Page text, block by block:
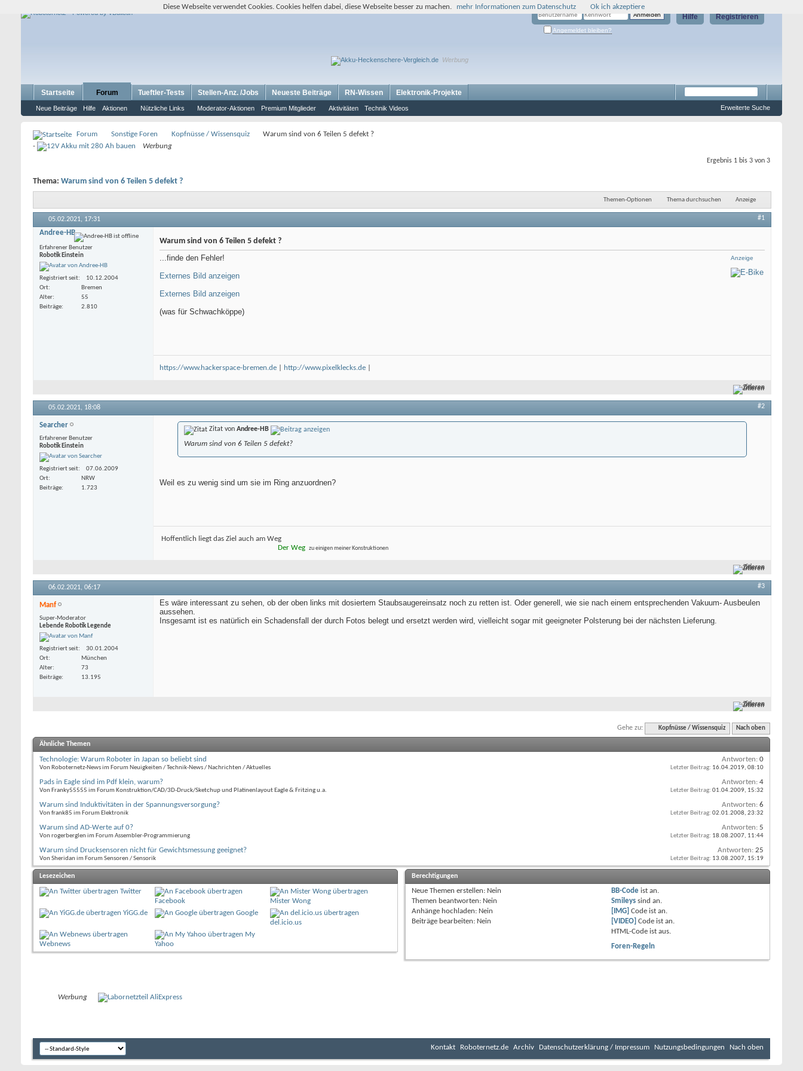
Registrieren
Hilfe
Angemeldet bleiben?
Werbung
Startseite Forum
Neue Beiträge Hilfe Aktionen Nützliche Links Moderator-Aktionen Premium Mitglieder Aktivitäten Technik Videos
Tueftler-Tests Stellen-Anz. /Jobs Neueste Beiträge RN-Wissen Elektronik-Projekte
Erweiterte Suche
Forum Sonstige Foren Kopfnüsse / Wissensquiz
Warum sind von 6 Teilen 5 defekt ?
-
Werbung
Ergebnis 1 bis 3 von 3
Thema: Warum sind von 6 Teilen 5 defekt ?
Themen-Optionen Thema durchsuchen Anzeige
05.02.2021, 17:31 #1
Andree-HB
Erfahrener Benutzer
Robotik Einstein
Registriert seit
10.12.2004
Ort
Bremen
Alter
55
Beiträge
2.810
Warum sind von 6 Teilen 5 defekt ?
Anzeige
...finde den Fehler!
Externes Bild anzeigen
Externes Bild anzeigen
(was für Schwachköppe)
https://www.hackerspace-bremen.de http://www.pixelklecks.de
Zitieren
05.02.2021, 18:08 #2
Searcher
Erfahrener Benutzer
Robotik Einstein
Registriert seit
07.06.2009
Ort
NRW
Beiträge
1.723
Zitat von Andree-HB
Warum sind von 6 Teilen 5 defekt?
Weil es zu wenig sind um sie im Ring anzuordnen?
Hoffentlich liegt das Ziel auch am Weg
Der Weg zu einigen meiner Konstruktionen
Zitieren
06.02.2021, 06:17 #3
Manf
Super-Moderator
Lebende Robotik Legende
Registriert seit
30.01.2004
Ort
München
Alter
73
Beiträge
13.195
Es wäre interessant zu sehen, ob der oben links mit dosiertem Staubsaugereinsatz noch zu retten ist. Oder generell, wie sie nach einem entsprechenden Vakuum- Ausbeulen
aussehen.
Insgesamt ist es natürlich ein Schadensfall der durch Fotos belegt und ersetzt werden wird, vielleicht sogar mit geeigneter Polsterung bei der nächsten Lieferung.
Zitieren
Gehe zu: Kopfnüsse / Wissensquiz Nach oben
Ähnliche Themen
Technologie: Warum Roboter in Japan so beliebt sind
Von Roboternetz-News im Forum Neuigkeiten / Technik-News / Nachrichten / Aktuelles
Antworten: 0
Letzter Beitrag: 16.04.2019, 08:10
Pads in Eagle sind im Pdf klein, warum?
Von Franky55555 im Forum Konstruktion/CAD/3D-Druck/Sketchup und Platinenlayout Eagle & Fritzing u.a.
Antworten: 4
Letzter Beitrag: 01.04.2009, 15:32
Warum sind Induktivitäten in der Spannungsversorgung?
Von frank85 im Forum Elektronik
Antworten: 6
Letzter Beitrag: 02.01.2008, 23:32
Warum sind AD-Werte auf 0?
Von rogerberglen im Forum Assembler-Programmierung
Antworten: 5
Letzter Beitrag: 18.08.2007, 11:44
Warum sind Drucksensoren nicht für Gewichtsmessung geeignet?
Von Sheridan im Forum Sensoren / Sensorik
Antworten: 25
Letzter Beitrag: 13.08.2007, 15:19
Lesezeichen
Twitter
Facebook
Mister Wong
YiGG.de
Google
del.icio.us
Webnews
My
Yahoo
Berechtigungen
Neue Themen erstellen: Nein
Themen beantworten: Nein
Anhänge hochladen: Nein
Beiträge bearbeiten: Nein
BB-Code istan.
Smileys sindan.
[IMG] Code istan.
[VIDEO] Code istan.
HTML-Code istaus.
Foren-Regeln
Werbung
Kontakt Roboternetz.de Archiv Datenschutzerklärung / Impressum Nutzungsbedingungen Nach oben
Diese Webseite verwendet Cookies. Cookies helfen dabei, diese Webseite besser zu machen. mehr Informationen zum Datenschutz Ok ich akzeptiere